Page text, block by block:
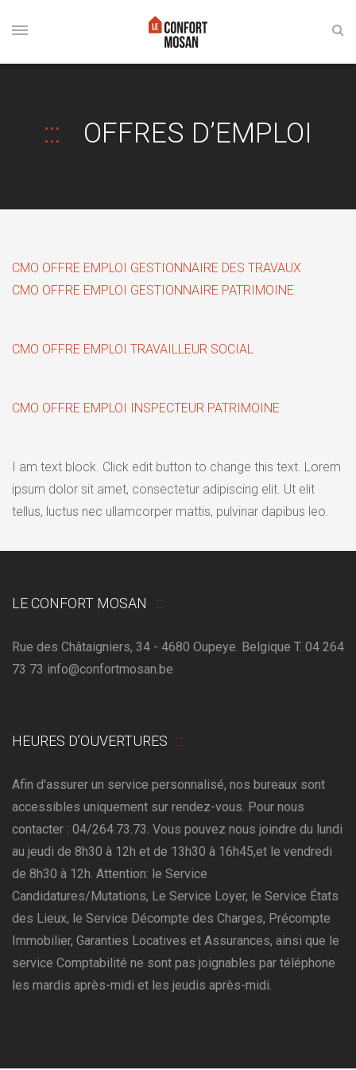
OFFRES D’EMPLOI
CMO OFFRE EMPLOI GESTIONNAIRE DES TRAVAUX
CMO OFFRE EMPLOI GESTIONNAIRE PATRIMOINE
CMO OFFRE EMPLOI TRAVAILLEUR SOCIAL
CMO OFFRE EMPLOI INSPECTEUR PATRIMOINE
I am text block. Click edit button to change this text. Lorem
ipsum dolor sit amet, consectetur adipiscing elit. Ut elit
tellus, luctus nec ullamcorper mattis, pulvinar dapibus leo.
LE CONFORT MOSAN
Rue des Châtaigniers, 34 - 4680 Oupeye. Belgique T. 04 264
73 73 info@confortmosan.be
HEURES D’OUVERTURES
Afin d'assurer un service personnalisé, nos bureaux sont
accessibles uniquement sur rendez-vous. Pour nous
contacter : 04/264.73.73. Vous pouvez nous joindre du lundi
au jeudi de 8h30 à 12h et de 13h30 à 16h45,et le vendredi
de 8h30 à 12h. Attention: le Service
Candidatures/Mutations, Le Service Loyer, le Service États
des Lieux, le Service Décompte des Charges, Précompte
Immobilier, Garanties Locatives et Assurances, ainsi que le
service Comptabilité ne sont pas joignables par téléphone
les mardis après-midi et les jeudis après-midi.